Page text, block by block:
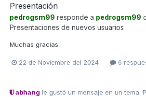
Presentación
pedrogsm99 responde a pedrogsm99
Presentaciones de nuevos usuarios
Muchas gracias
22 de Noviembre del 2024 6
abhang le gustó un mensaje en un tema: